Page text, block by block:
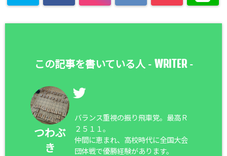
この記事を書いている人 - WRITER-
つわぶ
き
バランス重視の振り飛車党。最高Ｒ
２５１１。
仲間に恵まれ、高校時代に全国大会
団体戦で優勝経験があります。